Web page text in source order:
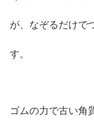
が、なぞるだけで
す。
ゴムの力で古い角